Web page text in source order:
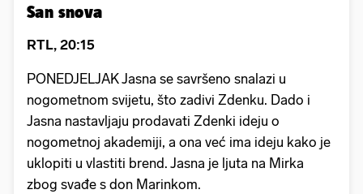
San snova
RTL, 20:15
PONEDJELJAK Jasna se savršeno snalazi u
nogometnom svijetu, što zadivi Zdenku. Dado i
Jasna nastavljaju prodavati Zdenki ideju o
nogometnoj akademiji, a ona već ima ideju kako je
uklopiti u vlastiti brend. Jasna je ljuta na Mirka
zbog svađe s don Marinkom.